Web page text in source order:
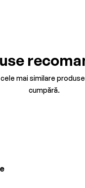
mai similare
cumpără.